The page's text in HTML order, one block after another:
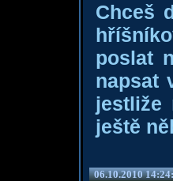
Chceš
poslat
napsat
jestliže
ještě
06.10.2010